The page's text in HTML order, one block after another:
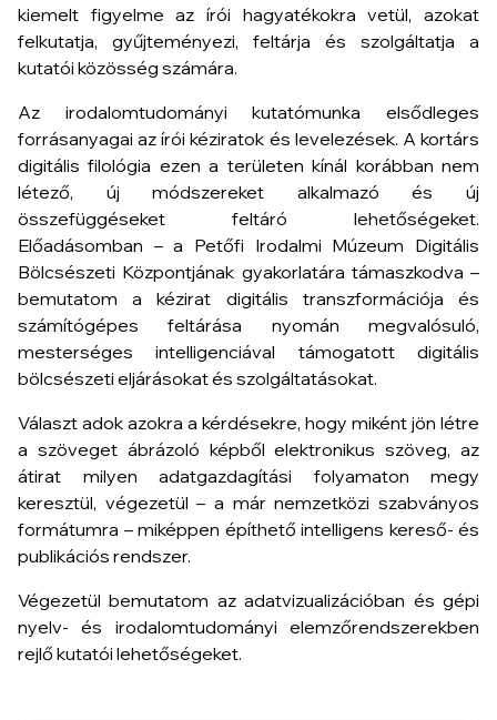
kiemelt figyelme az írói hagyatékokra vetül, azokat
felkutatja, gyűjteményezi, feltárja és szolgáltatja a
kutatói közösség számára.
Az irodalomtudományi kutatómunka elsődleges
forrásanyagai az írói kéziratok és levelezések. A kortárs
digitális filológia ezen a területen kínál korábban nem
létező, új módszereket alkalmazó és új
összefüggéseket feltáró lehetőségeket.
Előadásomban – a Petőfi Irodalmi Múzeum Digitális
Bölcsészeti Központjának gyakorlatára támaszkodva –
bemutatom a kézirat digitális transzformációja és
számítógépes feltárása nyomán megvalósuló,
mesterséges intelligenciával támogatott digitális
bölcsészeti eljárásokat és szolgáltatásokat.
Választ adok azokra a kérdésekre, hogy miként jön létre
a szöveget ábrázoló képből elektronikus szöveg, az
átirat milyen adatgazdagítási folyamaton megy
keresztül, végezetül – a már nemzetközi szabványos
formátumra – miképpen építhető intelligens kereső- és
publikációs rendszer.
Végezetül bemutatom az adatvizualizációban és gépi
nyelv- és irodalomtudományi elemzőrendszerekben
rejlő kutatói lehetőségeket.